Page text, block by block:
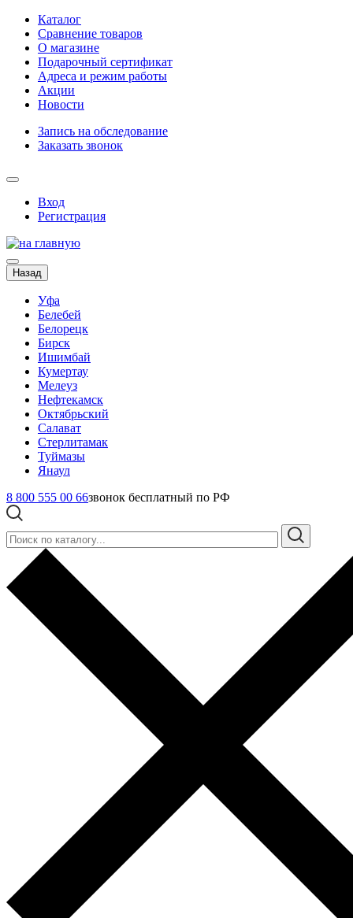
Каталог
Сравнение товаров
О магазине
Подарочный сертификат
Адреса и режим работы
Акции
Новости
Запись на обследование
Заказать звонок
Вход
Регистрация
Назад
Уфа
Белебей
Белорецк
Бирск
Ишимбай
Кумертау
Мелеуз
Нефтекамск
Октябрьский
Салават
Стерлитамак
Туймазы
Янаул
8 800 555 00 66звонок бесплатный по РФ